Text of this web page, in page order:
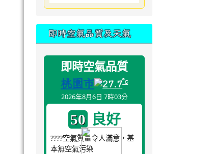
即時空氣品質及天氣
即時空氣品質
桃園市 27.7°c
2026年8月6日 7時03分
50 良好
????空氣質量令人滿意，基
本無空氣污染